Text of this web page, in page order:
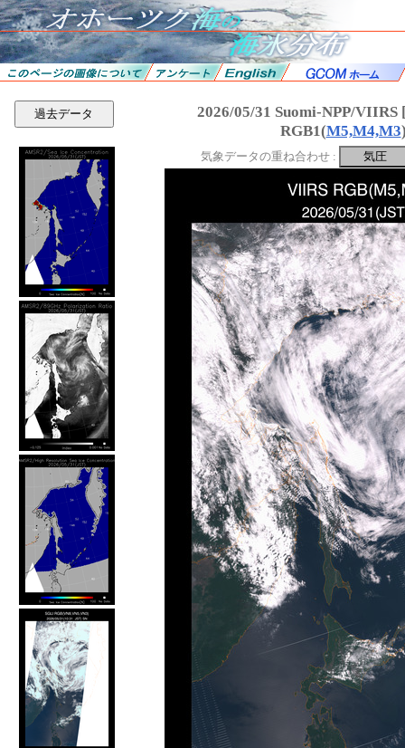
過去データ
2026/05/31 Suomi-NPP/
RGB1(M5,M4,M3
気象データの重ね合わせ :